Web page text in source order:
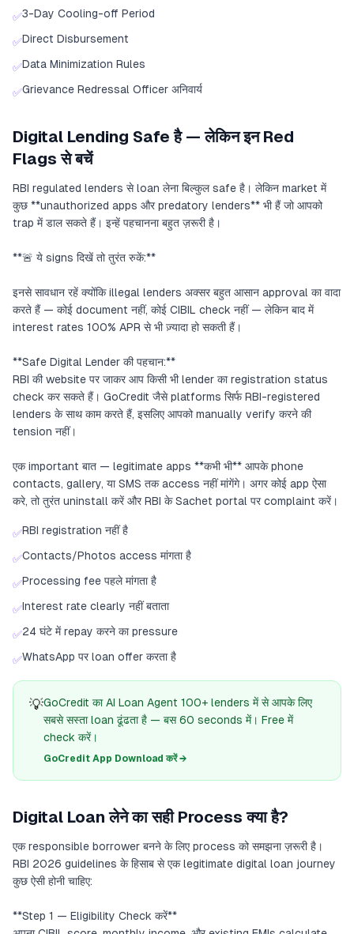
✅3-Day Cooling-off Period
✅Direct Disbursement
✅Data Minimization Rules
✅Grievance Redressal Officer अनिवार्य
Digital Lending Safe है — लेकिन इन Red
Flags से बचें
RBI regulated lenders से loan लेना बिल्कुल safe है। लेकिन market में
कुछ **unauthorized apps और predatory lenders** भी हैं जो आपको
trap में डाल सकते हैं। इन्हें पहचानना बहुत ज़रूरी है।
**🚨 ये signs दिखें तो तुरंत रुकें:**
इनसे सावधान रहें क्योंकि illegal lenders अक्सर बहुत आसान approval का वादा
करते हैं — कोई document नहीं, कोई CIBIL check नहीं — लेकिन बाद में
interest rates 100% APR से भी ज़्यादा हो सकती हैं।
**Safe Digital Lender की पहचान:**
RBI की website पर जाकर आप किसी भी lender का registration status
check कर सकते हैं। GoCredit जैसे platforms सिर्फ RBI-registered
lenders के साथ काम करते हैं, इसलिए आपको manually verify करने की
tension नहीं।
एक important बात — legitimate apps **कभी भी** आपके phone
contacts, gallery, या SMS तक access नहीं मांगेंगे। अगर कोई app ऐसा
करे, तो तुरंत uninstall करें और RBI के Sachet portal पर complaint करें।
✅RBI registration नहीं है
✅Contacts/Photos access मांगता है
✅Processing fee पहले मांगता है
✅Interest rate clearly नहीं बताता
✅24 घंटे में repay करने का pressure
✅WhatsApp पर loan offer करता है
💡GoCredit का AI Loan Agent 100+ lenders में से आपके लिए
सबसे सस्ता loan ढूंढता है — बस 60 seconds में। Free में
check करें।
GoCredit App Download करें →
Digital Loan लेने का सही Process क्या है?
एक responsible borrower बनने के लिए process को समझना ज़रूरी है।
RBI 2026 guidelines के हिसाब से एक legitimate digital loan journey
कुछ ऐसी होनी चाहिए:
**Step 1 — Eligibility Check करें**